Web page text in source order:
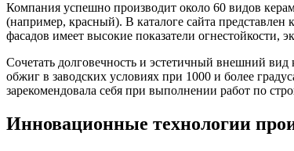
Компания успешно производит около 60 видов
(например, красный). В каталоге сайта
фасадов имеет высокие показатели огнестойкости,
Сочетать долговечность и эстетичный внешний
обжиг в заводских условиях при 1000 и более
зарекомендовала себя при выполнении работ по
Инновационные технологии